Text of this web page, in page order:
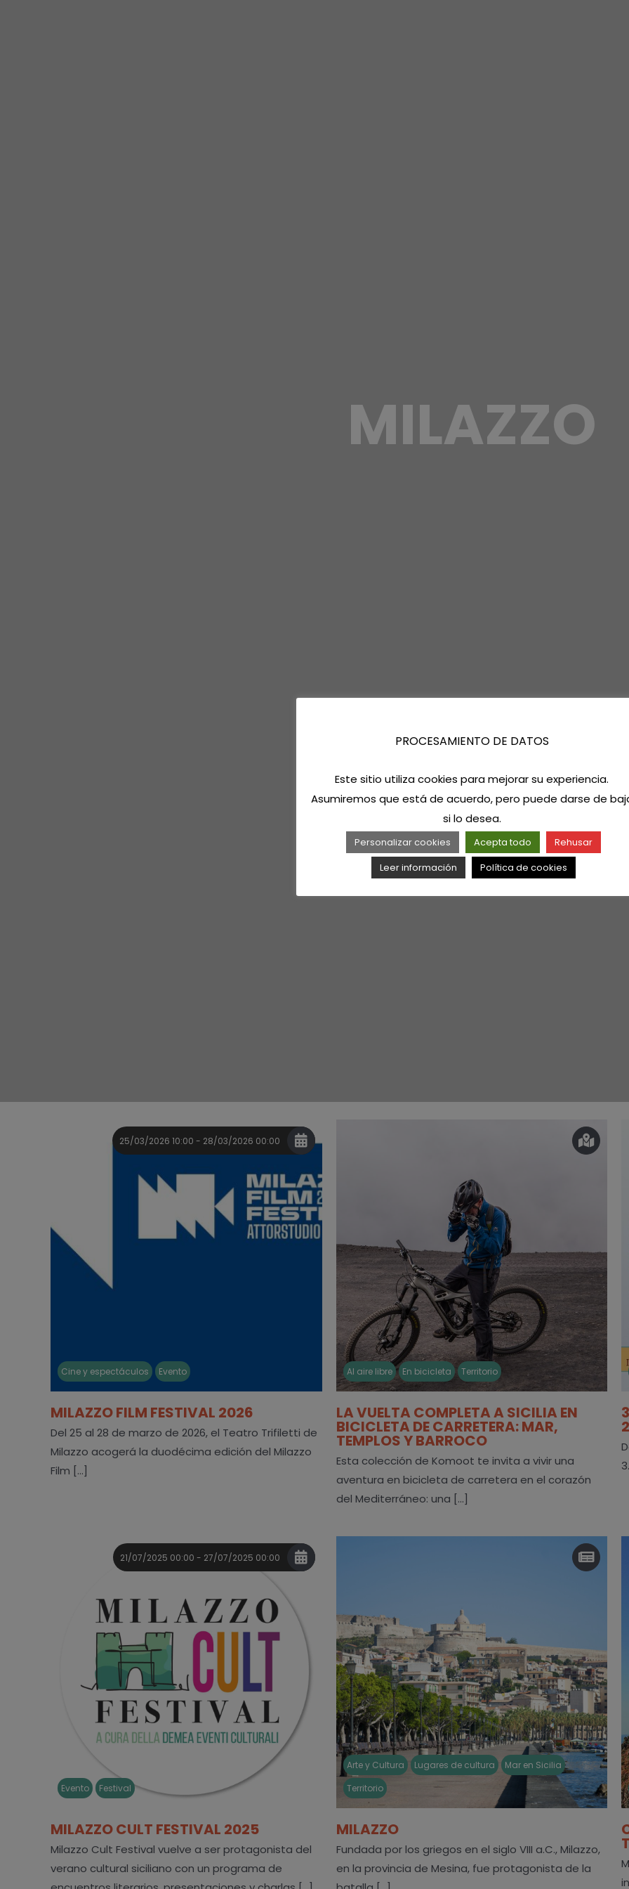
MILAZZO
25/03/2026 10:00 - 28/03/2026 00:00
Cine y espectáculos Evento
MILAZZO FILM FESTIVAL 2026
Del 25 al 28 de marzo de 2026, el Teatro Trifiletti de
Milazzo acogerá la duodécima edición del Milazzo
Film [...]
Al aire libre En bicicleta Territorio
LA VUELTA COMPLETA A SICILIA EN
BICICLETA DE CARRETERA: MAR,
TEMPLOS Y BARROCO
Esta colección de Komoot te invita a vivir una
aventura en bicicleta de carretera en el corazón
del Mediterráneo: una [...]
21/07/2025 00:00 - 27/07/2025 00:00
Evento Festival
MILAZZO CULT FESTIVAL 2025
Milazzo Cult Festival vuelve a ser protagonista del
verano cultural siciliano con un programa de
Arte y Cultura Lugares de cultura
Mar en Sicilia
Territorio
MILAZZO
Fundada por los griegos en el siglo VIII a.C., Milazzo,
en la provincia de Mesina, fue protagonista de la
PROCESAMIENTO DE DATOS
Este sitio utiliza cookies para mejorar su experiencia.
Asumiremos que está de acuerdo, pero puede darse de
si lo desea.
Personalizar cookies Acepta todo
Rehusar
Leer información
Política de cookies